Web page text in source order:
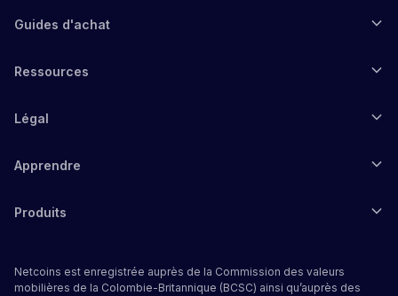
Guides d'achat
Ressources
Légal
Apprendre
Produits
Netcoins est enregistrée auprès de la Commission des valeurs
mobilières de la Colombie-Britannique (BCSC) ainsi qu’auprès des